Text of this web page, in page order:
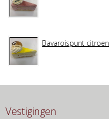
Bavaroispunt citroen
Vestigingen